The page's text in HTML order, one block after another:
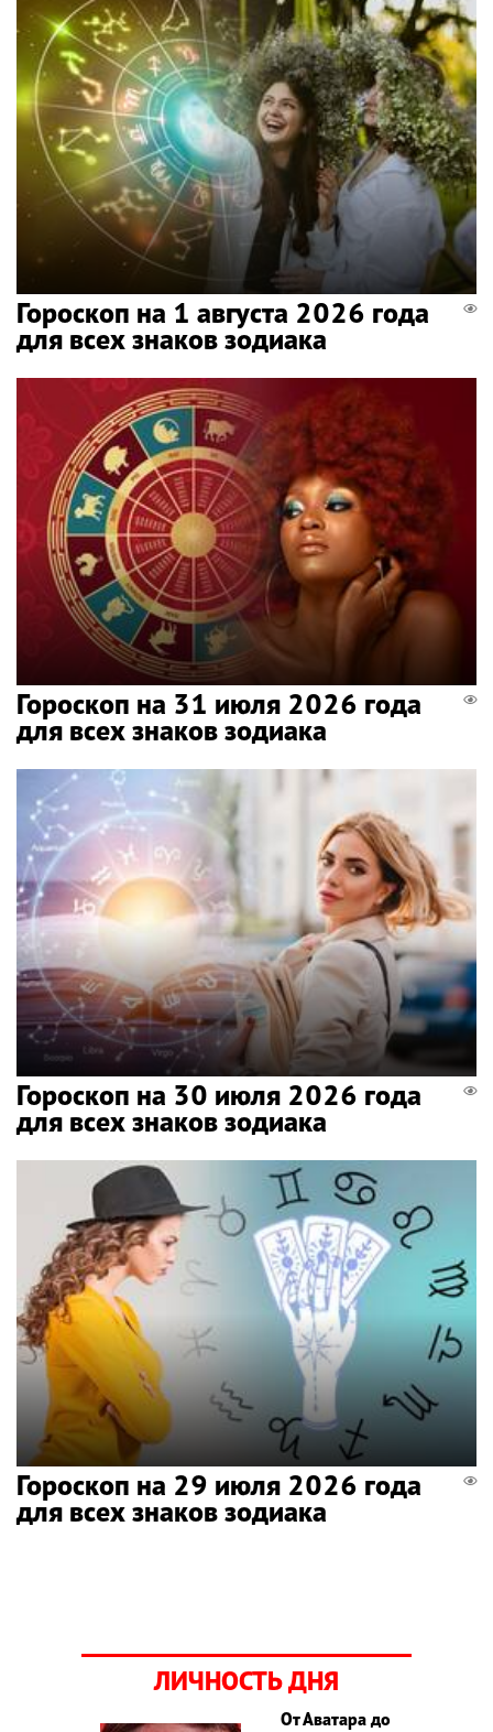
Гороскоп на 1 августа 2026 года
для всех знаков зодиака
Гороскоп на 31 июля 2026 года
для всех знаков зодиака
Гороскоп на 30 июля 2026 года
для всех знаков зодиака
Гороскоп на 29 июля 2026 года
для всех знаков зодиака
ЛИЧНОСТЬ ДНЯ
От Аватара до